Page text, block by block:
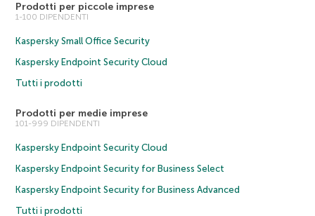
Prodotti per piccole imprese
1-100 DIPENDENTI
Kaspersky Small Office Security
Kaspersky Endpoint Security Cloud
Tutti i prodotti
Prodotti per medie imprese
101-999 DIPENDENTI
Kaspersky Endpoint Security Cloud
Kaspersky Endpoint Security for Business Select
Kaspersky Endpoint Security for Business Advanced
Tutti i prodotti